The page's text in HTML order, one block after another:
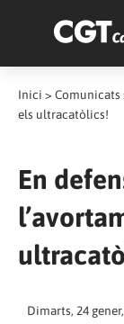
Inici > Comunicats
els ultracatòlics!
En
Dimarts, 24